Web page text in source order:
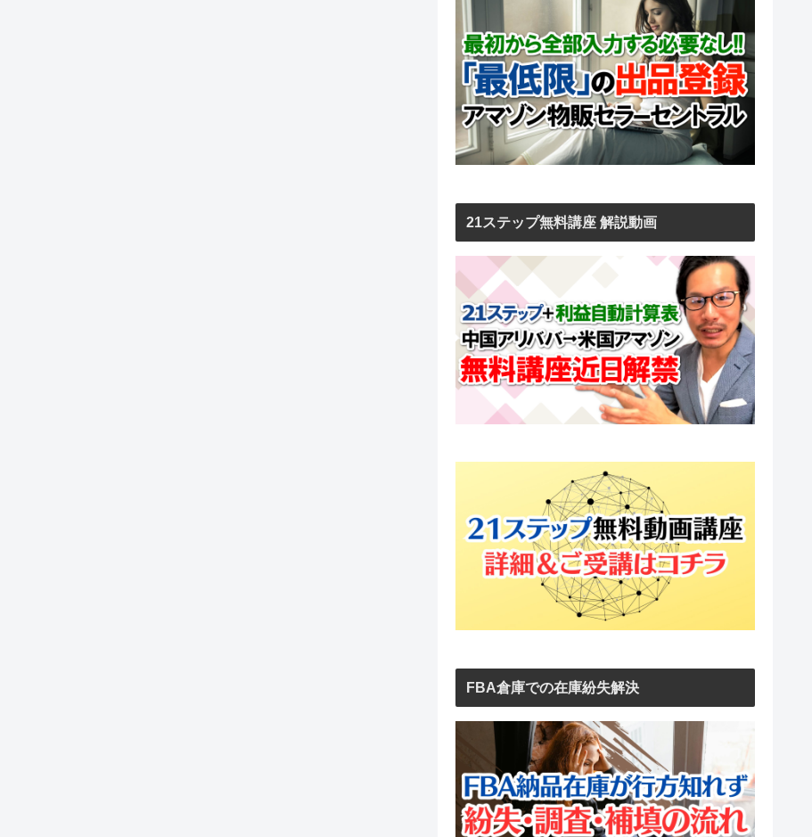
21ステップ無料講座 解説動画
FBA倉庫での在庫紛失解決